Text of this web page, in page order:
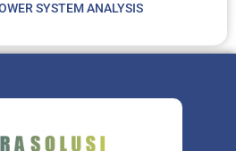
SYSTEM ANALYSIS